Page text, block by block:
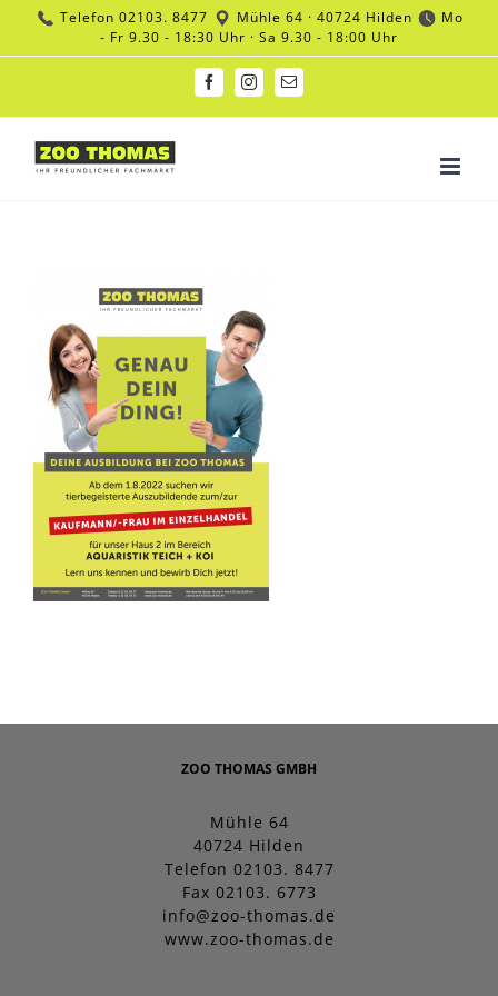
Inhalt
springen
Telefon 02103. 8477 Mühle 64 · 40724 Hilden
Mo
- Fr 9.30 - 18:30 Uhr · Sa 9.30 - 18:00 Uhr
FacebookInstagram
E-
ZOO THOMAS GMBH
Mühle 64
40724 Hilden
Telefon 02103. 8477
Fax 02103. 6773
info@zoo-thomas.de
www.zoo-thomas.de